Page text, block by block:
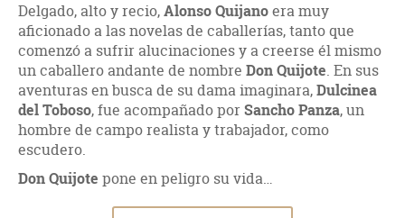
Delgado, alto y recio,Alonso Quijanoera muy
aficionado a las novelas de caballerías, tanto que
comenzó a sufrir alucinaciones y a creerse él mismo
un caballero andante de nombre Don Quijote. En sus
aventuras en busca de su dama imaginara,Dulcinea
del Toboso, fue acompañado por Sancho Panza, un
hombre de campo realista y trabajador, como
escudero.
Don Quijote pone en peligro su vida…